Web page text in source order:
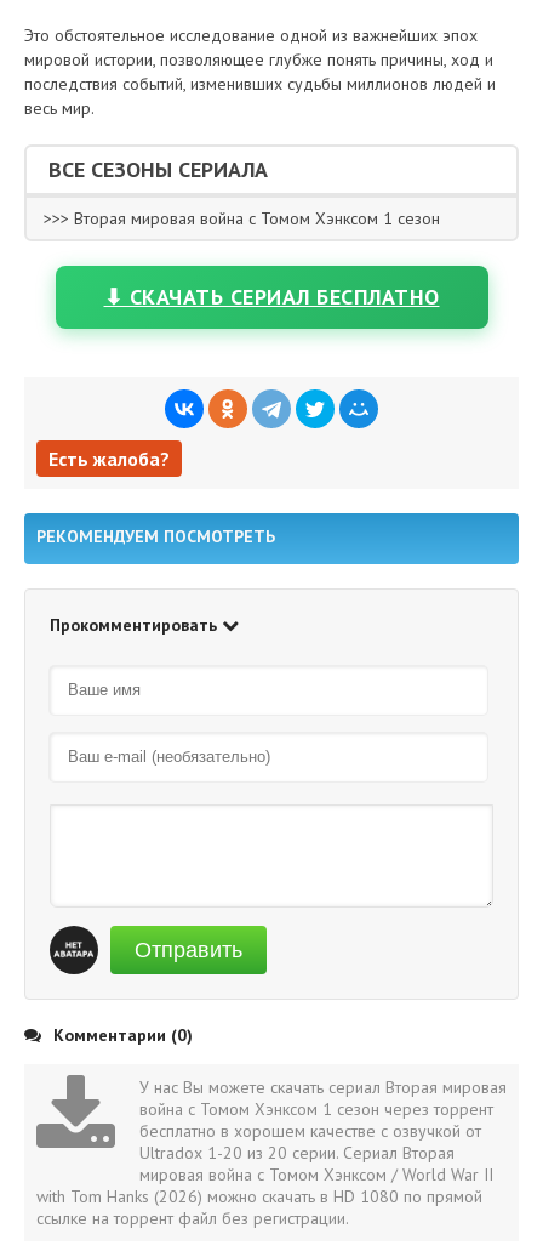
Это обстоятельное исследование одной из важнейших эпох
мировой истории, позволяющее глубже понять причины, ход и
последствия событий, изменивших судьбы миллионов людей и
весь мир.
ВСЕ СЕЗОНЫ СЕРИАЛА
>>> Вторая мировая война с Томом Хэнксом 1 сезон
⬇ СКАЧАТЬ СЕРИАЛ БЕСПЛАТНО
Есть жалоба?
РЕКОМЕНДУЕМ ПОСМОТРЕТЬ
Прокомментировать
Отправить
Комментарии (0)
У нас Вы можете скачать сериал Вторая мировая
война с Томом Хэнксом 1 сезон через торрент
бесплатно в хорошем качестве с озвучкой от
Ultradox 1-20 из 20 серии. Сериал Вторая
мировая война с Томом Хэнксом / World War II
with Tom Hanks (2026) можно скачать в HD 1080 по прямой
ссылке на торрент файл без регистрации.